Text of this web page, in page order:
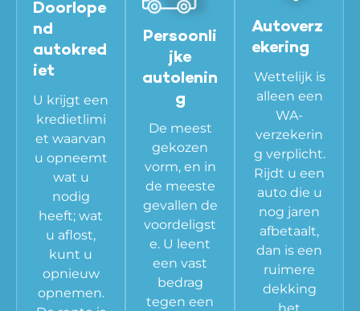
Doorlope
nd
autokred
iet
U krijgt een
kredietlimi
et waarvan
u opneemt
wat u
nodig
heeft; wat
u aflost,
kunt u
opnieuw
opnemen.
Persoonli
jke
autolenin
g
De meest
gekozen
vorm, en in
de meeste
gevallen de
voordeligst
e. U leent
een vast
bedrag
tegen een
Autoverz
ekering
Wettelijk is
alleen een
WA-
verzekerin
g verplicht.
Rijdt u een
auto die u
nog jaren
afbetaalt,
dan is een
ruimere
dekking
het